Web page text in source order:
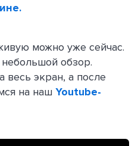
можно уже сейчас.
обзор.
весь экран, а после
на наш Youtube-